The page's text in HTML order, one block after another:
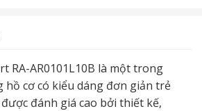
RA-AR0101L10B là một trong
hồ cơ có kiểu dáng đơn giản trẻ
đánh giá cao bởi thiết kế,